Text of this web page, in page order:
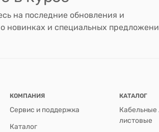
на последние обновления и
новинках и специальных
КОМПАНИЯ
Сервис и поддержка
Каталог
КАТАЛОГ
Кабельные
листовые